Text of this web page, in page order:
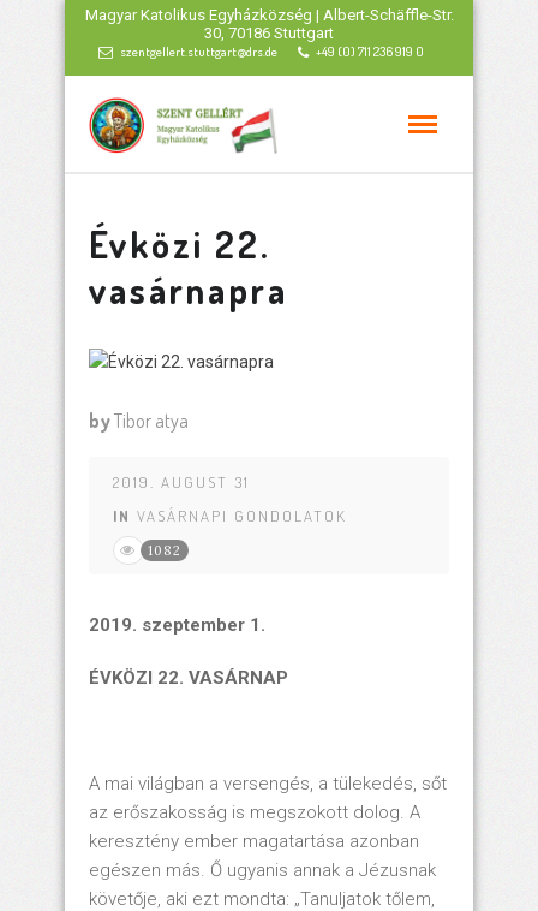
Magyar Katolikus Egyházközség | Albert-Schäffle-Str.
30, 70186 Stuttgart
szentgellert.stuttgart@drs.de +49 (0) 711 236 919 0
Évközi 22.
vasárnapra
byTibor atya
2019. AUGUST 31
IN VASÁRNAPI GONDOLATOK
1082
2019. szeptember 1.
ÉVKÖZI 22. VASÁRNAP
A mai világban a versengés, a tülekedés, sőt
az erőszakosság is megszokott dolog. A
keresztény ember magatartása azonban
egészen más. Ő ugyanis annak a Jézusnak
követője, aki ezt mondta: „Tanuljatok tőlem,